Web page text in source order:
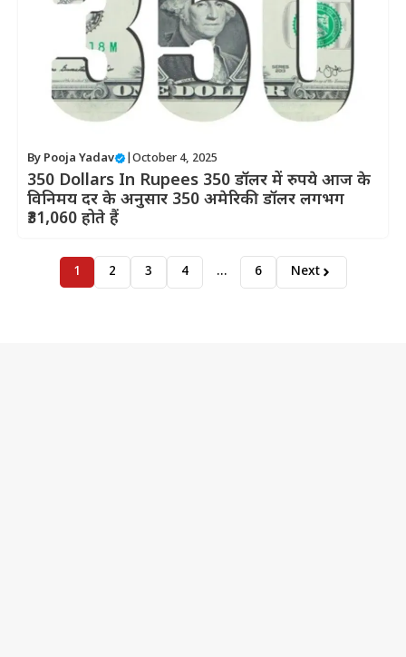
By Pooja Yadav October 4, 2025
350 Dollars In Rupees 350 डॉलर में रुपये आज के
विनिमय दर के अनुसार 350 अमेरिकी डॉलर लगभग
₹31,060 होते हैं
1 2 3 4 … 6 Next